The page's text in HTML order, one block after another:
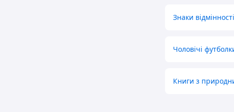
Знаки відмінності
Чоловічі
Книги з